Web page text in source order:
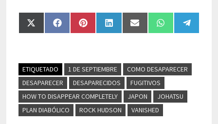
Compartir
en
Compartir
en
Compartir
en
Compartir
en
Compartir
en
Compartir
en en
ETIQUETADO 1 DE SEPTIEMBRE
COMO DESAPARECER
DESAPARECER
DESAPARECIDOS
FUGITIVOS
HOW TO DISAPPEAR COMPLETELY
JAPON
JOHATSU
PLAN DIABÓLICO
ROCK HUDSON VANISHED